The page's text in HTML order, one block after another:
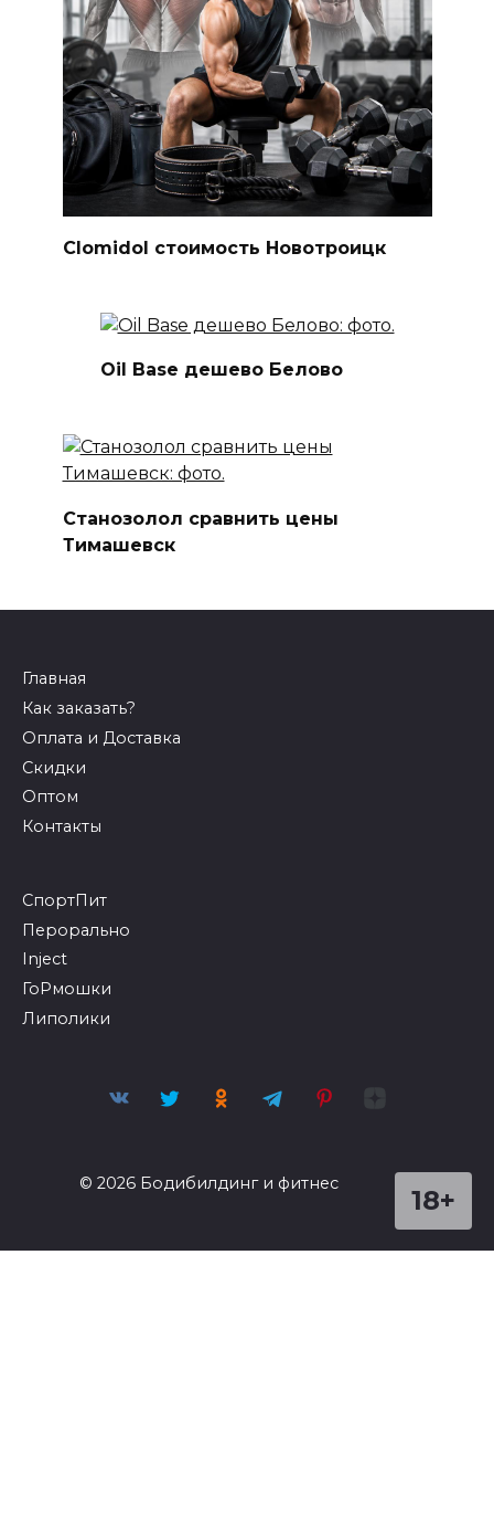
Clomidol стоимость Новотроицк
Oil Base дешево Белово
Станозолол сравнить цены
Тимашевск
Главная
Как заказать?
Оплата и Доставка
Скидки
Оптом
Контакты
СпортПит
Перорально
Inject
ГоРмошки
Липолики
18+
© 2026 Бодибилдинг и фитнес